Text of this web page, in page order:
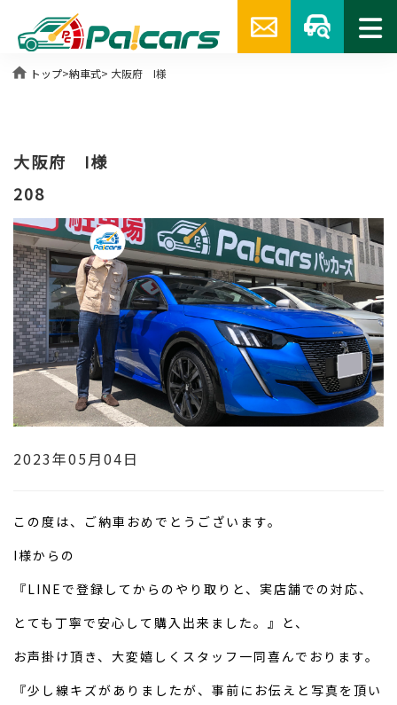
home トップ>納車式> 大阪府 I様
大阪府 I様
208
2023年05月04日
この度は、ご納車おめでとうございます。
I様からの
『LINEで登録してからのやり取りと、実店舗での対応、
とても丁寧で安心して購入出来ました。』と、
お声掛け頂き、大変嬉しくスタッフ一同喜んでおります。
『少し線キズがありましたが、事前にお伝えと写真を頂い